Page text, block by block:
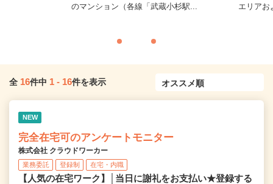
のマンション（各線「武蔵小杉駅...
エリアお
全 16件中 1 - 16件を表示
NEW
完全在宅可のアンケートモニター
株式会社 クラウドワーカー
業務委託 登録制 在宅・内職
【人気の在宅ワーク】│当日に謝礼をお支払い★登録する